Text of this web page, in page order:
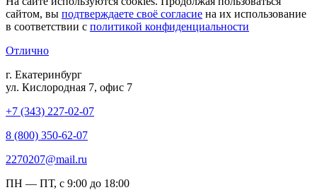
сайтом, вы подтверждаете своё согласие на их использование
в соответствии с политикой конфиденциальности
Отлично
г. Екатеринбург
ул. Кислородная 7, офис 7
+7 (343) 227-02-07
8 (800) 350-62-07
2270207@mail.ru
ПН — ПТ, с 9:00 до 18:00